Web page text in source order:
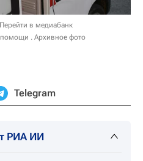
Перейти в медиабанк
. Архивное фото
Telegram
РИА ИИ